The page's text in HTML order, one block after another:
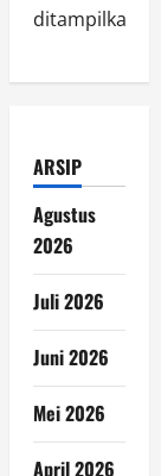
ditampilkan.
ARSIP
Agustus
2026
Juli 2026
Juni 2026
Mei 2026
April 2026